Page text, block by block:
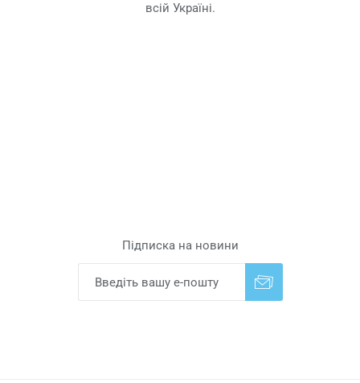
всій Україні.
Підписка на новини